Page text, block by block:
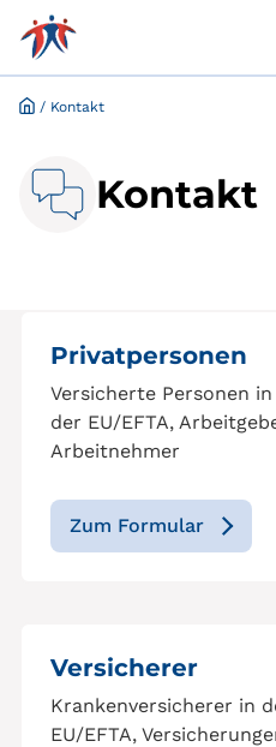
/ Kontakt
Kontakt
Privatpersonen
Versicherte Personen
der EU/EFTA,
Arbeitnehmer
Zum Formular
Versicherer
Krankenversicherer in
EU/EFTA,